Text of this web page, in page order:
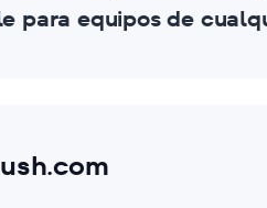
para equipos de